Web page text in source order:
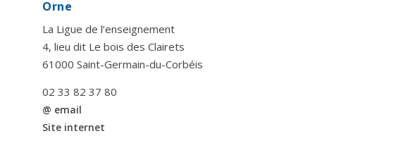
Orne
La Ligue de l’enseignement
4, lieu dit Le bois des Clairets
61000 Saint-Germain-du-Corbéis
02 33 82 37 80
@ email
Site internet